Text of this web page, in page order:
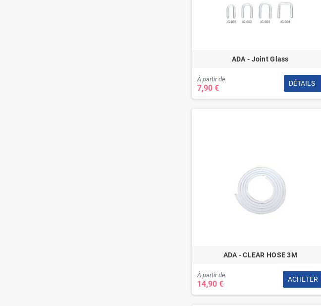
ADA - Joint Glass
À partir de
7,90 € DÉTAILS
ADA - CLEAR HOSE 3M
À partir de
14,90 € ACHETER